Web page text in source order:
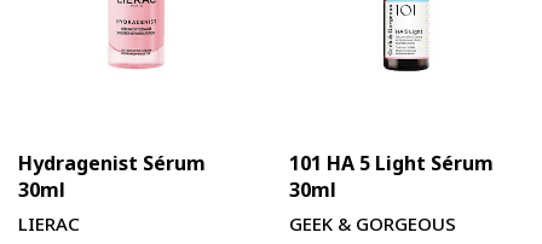
Hydragenist Sérum
30ml
LIERAC
101 HA 5 Light Sérum
30ml
GEEK & GORGEOUS